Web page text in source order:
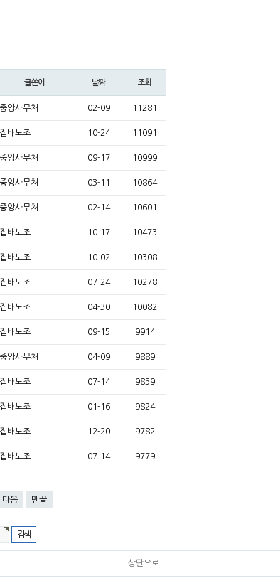
글쓴이 날짜 조회
중앙사무처 02-09 11281
집배노조 10-24 11091
중앙사무처 09-17 10999
중앙사무처 03-11 10864
중앙사무처 02-14 10601
집배노조 10-17 10473
집배노조 10-02 10308
집배노조 07-24 10278
집배노조 04-30 10082
집배노조 09-15 9914
중앙사무처 04-09 9889
집배노조 07-14 9859
집배노조 01-16 9824
집배노조 12-20 9782
집배노조 07-14 9779
다음 맨끝
상단으로